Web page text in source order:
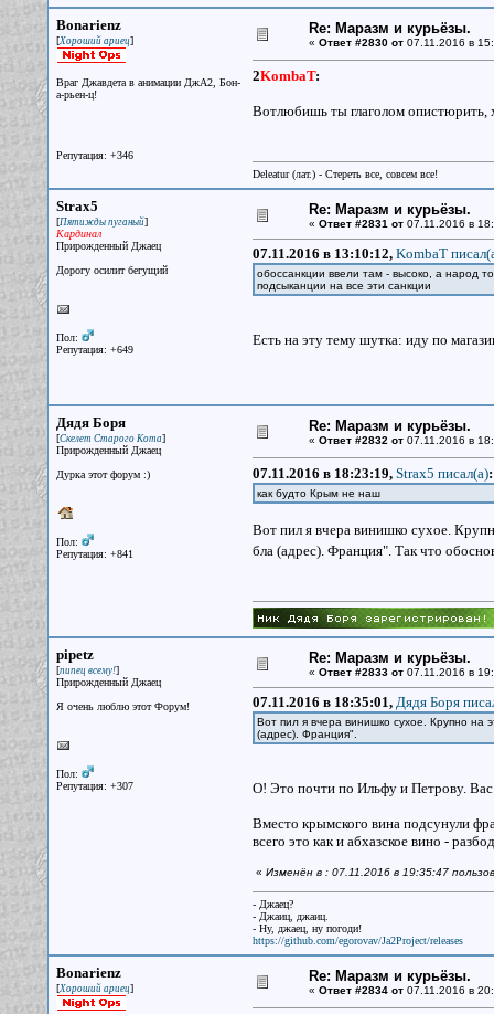
Bonarienz
[Хороший ариец]
Враг Джавдета в анимации ДжА2, Бон-
а-рьен-ц!
Репутация: +346
Re: Маразм и курьёзы.
« Ответ #2830 от07.11.2016 в
2KombaT:
Вотлюбишь ты глаголом опистюрить,
Deleatur (лат.) - Стереть все, совсем все!
Strax5
[Пятижды пуганый]
Кардинал
Прирожденный Джаец
Дорогу осилит бегущий
Пол:
Репутация: +649
Re: Маразм и курьёзы.
« Ответ #2831 от07.11.2016 в
07.11.2016 в 13:10:12, KombaT
обоссанкции ввели там - высоко, а народ
подсыканции на все эти санкции
Есть на эту тему шутка: иду по
Дядя Боря
[Скелет Старого Кота]
Прирожденный Джаец
Дурка этот форум :)
Пол:
Репутация: +841
Re: Маразм и курьёзы.
« Ответ #2832 от07.11.2016 в
07.11.2016 в 18:23:19, Strax5 писал(a):
как будто Крым не наш
Вот пил я вчера винишко сухое.
бла (адрес). Франция". Так что
pipetz
[пипец всему!]
Прирожденный Джаец
Я очень люблю этот Форум!
Пол:
Репутация: +307
Re: Маразм и курьёзы.
« Ответ #2833 от07.11.2016 в
07.11.2016 в 18:35:01, Дядя Боря
Вот пил я вчера винишко сухое. Крупно на
(адрес). Франция".
О! Это почти по Ильфу и Петрову.
Вместо крымского вина подсунули
всего это как и абхазское вино -
« Изменён в : 07.11.2016 в 19:35:47
- Джаец?
- Джаиц, джаиц.
- Ну, джаец, ну погоди!
https://github.com/egorovav/Ja2Project/releases
Bonarienz
[Хороший ариец]
Re: Маразм и курьёзы.
« Ответ #2834 от07.11.2016 в